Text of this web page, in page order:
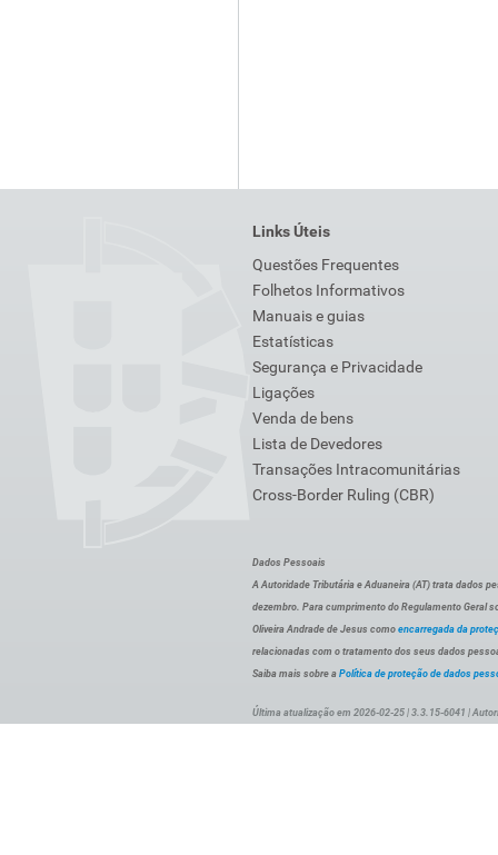
Links Úteis
Questões Frequentes
Folhetos Informativos
Manuais e guias
Estatísticas
Segurança e Privacidade
Ligações
Venda de bens
Lista de Devedores
Transações Intracomunitárias
Cross-Border Ruling (CBR)
Dados Pessoais
A Autoridade Tributária e Aduaneira (AT) trata dados
dezembro. Para cumprimento do Regulamento Geral
Oliveira Andrade de Jesus como encarregada da
relacionadas com o tratamento dos seus dados
Saiba mais sobre a Política de proteção de dados
Última atualização em 2026-02-25 | 3.3.15-6041 |